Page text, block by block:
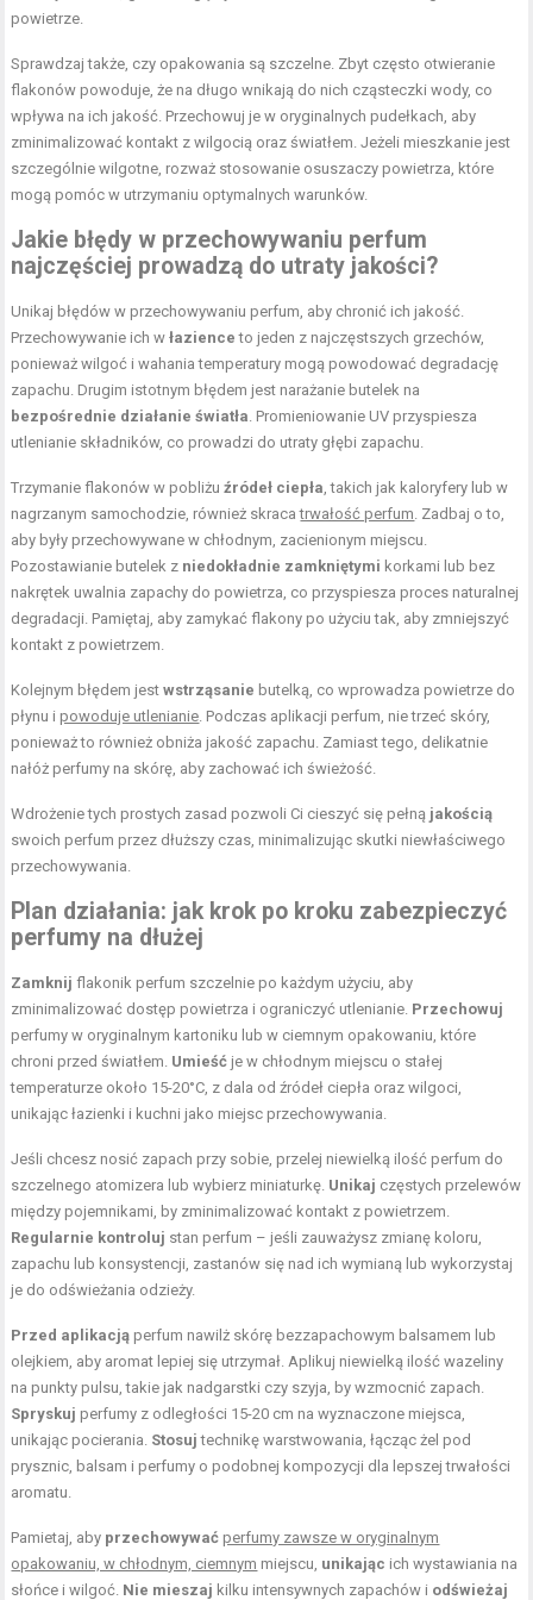
powietrze.
Sprawdzaj także, czy opakowania są szczelne. Zbyt często otwieranie
flakonów powoduje, że na długo wnikają do nich cząsteczki wody, co
wpływa na ich jakość. Przechowuj je w oryginalnych pudełkach, aby
zminimalizować kontakt z wilgocią oraz światłem. Jeżeli mieszkanie jest
szczególnie wilgotne, rozważ stosowanie osuszaczy powietrza, które
mogą pomóc w utrzymaniu optymalnych warunków.
Jakie błędy w przechowywaniu perfum
najczęściej prowadzą do utraty jakości?
Unikaj błędów w przechowywaniu perfum, aby chronić ich jakość.
Przechowywanie ich włazience to jeden z najczęstszych grzechów,
ponieważ wilgoć i wahania temperatury mogą powodować degradację
zapachu. Drugim istotnym błędem jest narażanie butelek na
bezpośrednie działanie światła . Promieniowanie UV przyspiesza
utlenianie składników, co prowadzi do utraty głębi zapachu.
Trzymanie flakonów w pobliżuźródeł ciepła , takich jak kaloryfery lub w
nagrzanym samochodzie, również skracatrwałość perfum . Zadbaj o to,
aby były przechowywane w chłodnym, zacienionym miejscu.
Pozostawianie butelek z niedokładnie zamkniętymi korkami lub bez
nakrętek uwalnia zapachy do powietrza, co przyspiesza proces naturalnej
degradacji. Pamiętaj, aby zamykać flakony po użyciu tak, aby zmniejszyć
kontakt z powietrzem.
Kolejnym błędem jestwstrząsanie butelką, co wprowadza powietrze do
płynu i powoduje utlenianie . Podczas aplikacji perfum, nie trzeć skóry,
ponieważ to również obniża jakość zapachu. Zamiast tego, delikatnie
nałóż perfumy na skórę, aby zachować ich świeżość.
Wdrożenie tych prostych zasad pozwoli Ci cieszyć się pełną jakością
swoich perfum przez dłuższy czas, minimalizując skutki niewłaściwego
przechowywania.
Plan działania: jak krok po kroku zabezpieczyć
perfumy na dłużej
Zamknij flakonik perfum szczelnie po każdym użyciu, aby
zminimalizować dostęp powietrza i ograniczyć utlenianie. Przechowuj
perfumy w oryginalnym kartoniku lub w ciemnym opakowaniu, które
chroni przed światłem. Umieść je w chłodnym miejscu o stałej
temperaturze około 15-20°C, z dala od źródeł ciepła oraz wilgoci,
unikając łazienki i kuchni jako miejsc przechowywania.
Jeśli chcesz nosić zapach przy sobie, przelej niewielką ilość perfum do
szczelnego atomizera lub wybierz miniaturkę. Unikaj częstych przelewów
między pojemnikami, by zminimalizować kontakt z powietrzem.
Regularnie kontroluj stan perfum – jeśli zauważysz zmianę koloru,
zapachu lub konsystencji, zastanów się nad ich wymianą lub wykorzystaj
je do odświeżania odzieży.
Przed aplikacją perfum nawilż skórę bezzapachowym balsamem lub
olejkiem, aby aromat lepiej się utrzymał. Aplikuj niewielką ilość wazeliny
na punkty pulsu, takie jak nadgarstki czy szyja, by wzmocnić zapach.
Spryskuj perfumy z odległości 15-20 cm na wyznaczone miejsca,
unikając pocierania. Stosuj technikę warstwowania, łącząc żel pod
prysznic, balsam i perfumy o podobnej kompozycji dla lepszej trwałości
aromatu.
Pamietaj, aby przechowywać perfumy zawsze w oryginalnym
opakowaniu, w chłodnym, ciemnym miejscu, unikając ich wystawiania na
słońce i wilgoć. Nie mieszaj kilku intensywnych zapachów i odświeżaj